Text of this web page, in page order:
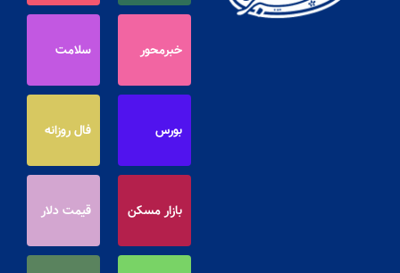
خبرمحور سلامت
بورس فال روزانه
بازار مسکن قیمت دلار